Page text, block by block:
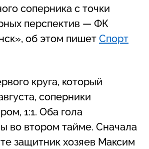
соперника с точки
перспектив — ФК
об этом пишет Спорт
круга, который
соперники
1:1. Оба гола
во втором тайме. Сначала
защитник хозяев Максим